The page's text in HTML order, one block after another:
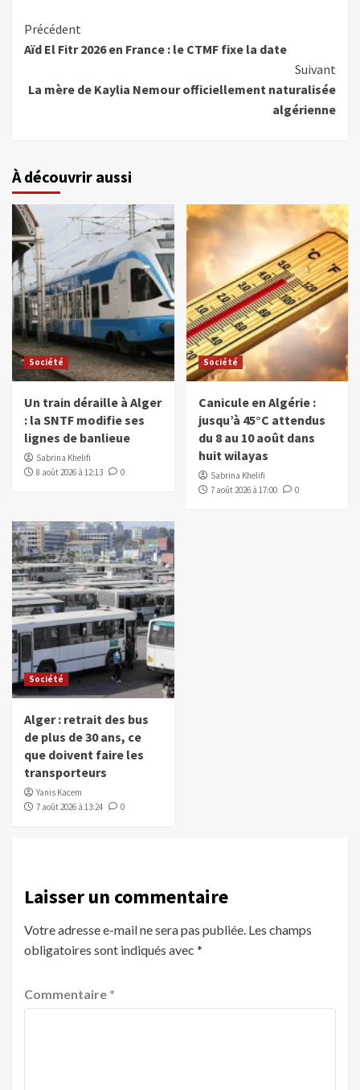
Précédent
Aïd El Fitr 2026 en France : le CTMF fixe la date
Suivant
La mère de Kaylia Nemour officiellement naturalisée
algérienne
À découvrir aussi
Société
Un train déraille à Alger
: la SNTF modifie ses
lignes de banlieue
Sabrina Khelifi
8 août 2026 à 12:13
0
Société
Canicule en Algérie :
jusqu’à 45°C attendus
du 8 au 10 août dans
huit wilayas
Sabrina Khelifi
7 août 2026 à 17:00
0
Société
Alger : retrait des bus
de plus de 30 ans, ce
que doivent faire les
transporteurs
Yanis Kacem
7 août 2026 à 13:24
0
Laisser un commentaire
Votre adresse e-mail ne sera pas publiée. Les champs
obligatoires sont indiqués avec *
Commentaire *